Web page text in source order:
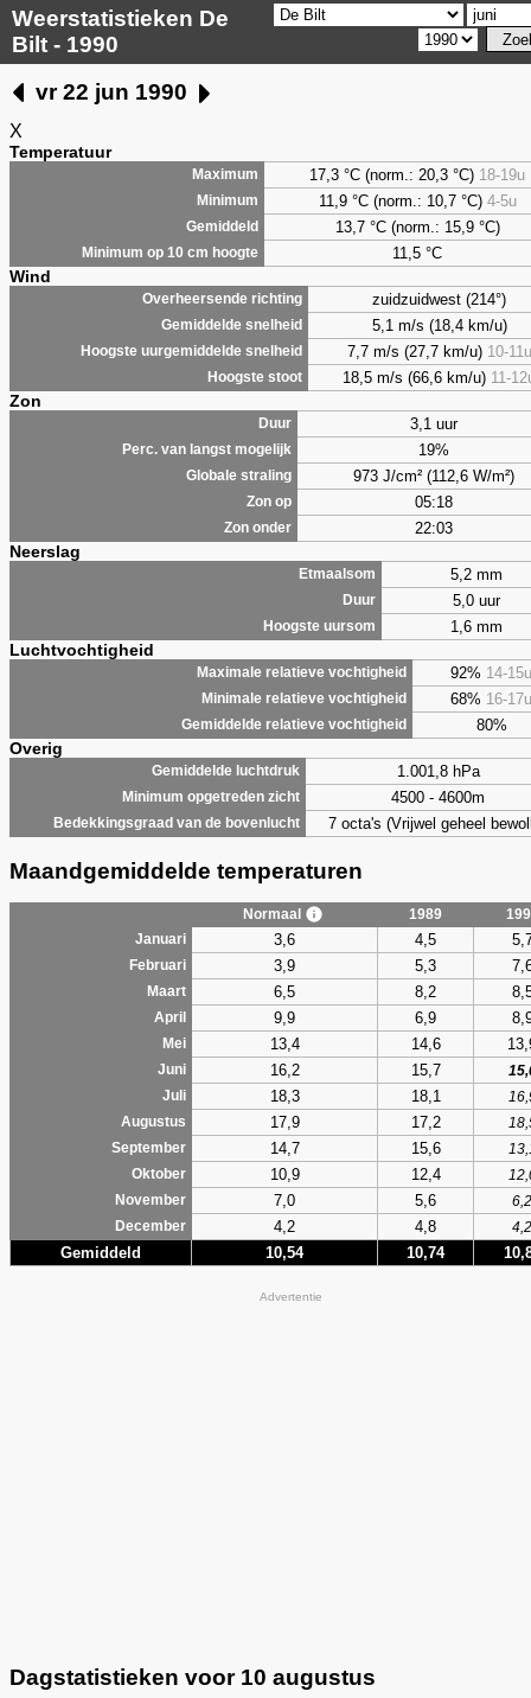
Weerstatistieken De
Bilt - 1990
vr 22 jun 1990
X
Temperatuur
Maximum 17,3 °C (norm.: 20,3 °C) 18-19u
Minimum 11,9 °C (norm.: 10,7 °C) 4-5u
Gemiddeld 13,7 °C (norm.: 15,9 °C)
Minimum op 10 cm hoogte 11,5 °C
Wind
Overheersende richting zuidzuidwest (214°)
Gemiddelde snelheid 5,1 m/s (18,4 km/u)
Hoogste uurgemiddelde snelheid 7,7 m/s (27,7 km/u) 10-11u
Hoogste stoot 18,5 m/s (66,6 km/u) 11-
Zon
Duur 3,1 uur
Perc. van langst mogelijk 19%
Globale straling 973 J/cm² (112,6 W/m²)
Zon op 05:18
Zon onder 22:03
Neerslag
Etmaalsom 5,2 mm
Duur 5,0 uur
Hoogste uursom 1,6 mm
Luchtvochtigheid
Maximale relatieve vochtigheid 92% 14-15u
Minimale relatieve vochtigheid 68% 16-17u
Gemiddelde relatieve vochtigheid 80%
Overig
Gemiddelde luchtdruk 1.001,8 hPa
Minimum opgetreden zicht 4500 - 4600m
Bedekkingsgraad van de bovenlucht 7 octa's (Vrijwel geheel
Maandgemiddelde temperaturen
Normaal 1989
Januari
3,6 4,5
Februari 3,9 5,3
Maart 6,5 8,2
April 9,9 6,9
Mei 13,4 14,6
Juni 16,2 15,7
Juli
18,3 18,1
Augustus
17,9 17,2
September
14,7 15,6
Oktober
10,9 12,4
November
7,0 5,6
6,2
December
4,2 4,8 4,2
Gemiddeld 10,54 10,74
Advertentie
Dagstatistieken voor 10 augustus